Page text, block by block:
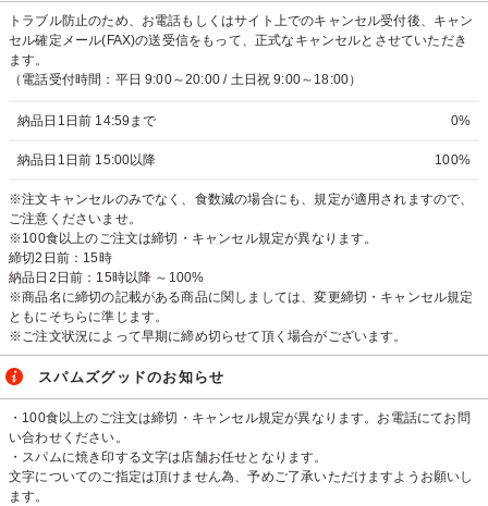
トラブル防止のため、お電話もしくはサイト上でのキャンセル受付後、キャン
セル確定メール(FAX)の送受信をもって、正式なキャンセルとさせていただき
ます。
（電話受付時間：平日 9:00～20:00 / 土日祝 9:00～18:00）
納品日1日前 14:59まで 0%
納品日1日前 15:00以降 100%
※注文キャンセルのみでなく、食数減の場合にも、規定が適用されますので、
ご注意くださいませ。
※100食以上のご注文は締切・キャンセル規定が異なります。
締切2日前：15時
納品日2日前：15時以降 ～100%
※商品名に締切の記載がある商品に関しましては、変更締切・キャンセル規定
ともにそちらに準じます。
※ご注文状況によって早期に締め切らせて頂く場合がございます。
スパムズグッドのお知らせ
・100食以上のご注文は締切・キャンセル規定が異なります。お電話にてお問
い合わせください。
・スパムに焼き印する文字は店舗お任せとなります。
文字についてのご指定は頂けません為、予めご了承いただけますようお願いし
ます。